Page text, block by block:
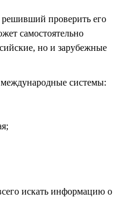
проверить его
самостоятельно
но и зарубежные
системы:
искать информацию о